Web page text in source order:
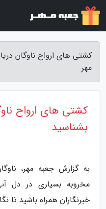
کشتی های ارواح ناوگان
مهر
کشتی های ارواح
بشناسید
به گزارش جعبه مهر،
مخروبه بسیاری در دل
خبرنگاران همراه باشید